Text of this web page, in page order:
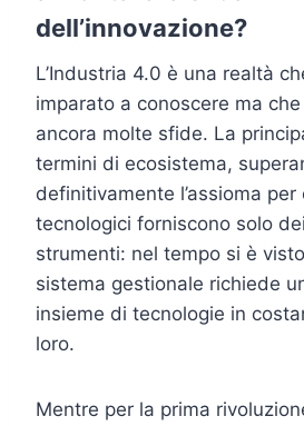
dell’innovazione?
L’Industria 4.0 è una realtà
imparato a conoscere ma
ancora molte sfide. La
termini di ecosistema,
definitivamente l’assioma
tecnologici forniscono solo
strumenti: nel tempo si è
sistema gestionale richiede
insieme di tecnologie in
loro.
Mentre per la prima